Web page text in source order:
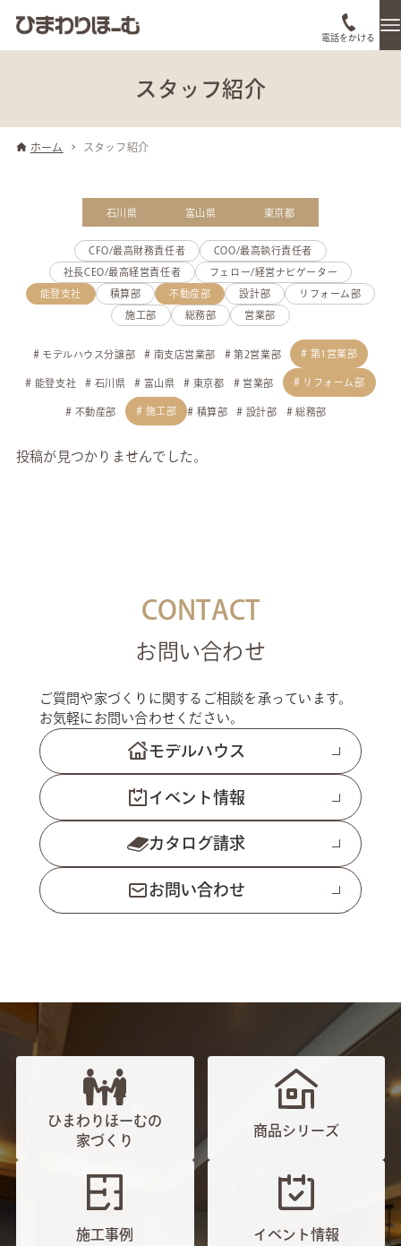
電話をかける
スタッフ紹介
ホーム スタッフ紹介
石川県 富山県 東京都
CFO/最高財務責任者 COO/最高執行責任者
社長CEO/最高経営責任者 フェロー/経営ナビゲーター
能登支社 積算部 不動産部 設計部 リフォーム部
施工部 総務部 営業部
モデルハウス分譲部 南支店営業部 第2営業部 第1営業部
能登支社 石川県 富山県 東京都 営業部 リフォーム部
不動産部 施工部 積算部 設計部 総務部
投稿が見つかりませんでした。
CONTACT
お問い合わせ
ご質問や家づくりに関するご相談を承っています。
お気軽にお問い合わせください。
モデルハウス
イベント情報
カタログ請求
お問い合わせ
ひまわりほーむの
家づくり
商品シリーズ
施工事例 イベント情報